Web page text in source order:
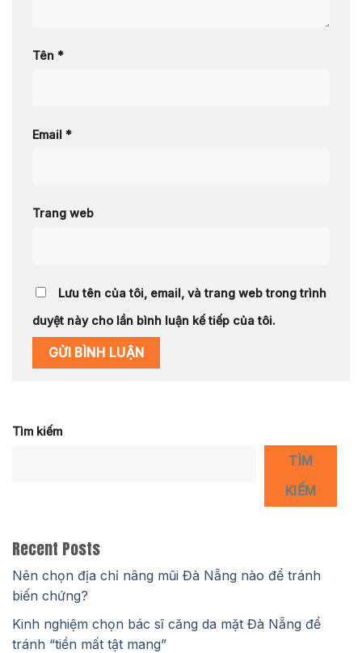
Tên *
Email *
Trang web
Lưu tên của tôi, email, và trang web trong trình
duyệt này cho lần bình luận kế tiếp của tôi.
Tìm kiếm
TÌM
KIẾM
Recent Posts
Nên chọn địa chỉ nâng mũi Đà Nẵng nào để tránh
biến chứng?
Kinh nghiệm chọn bác sĩ căng da mặt Đà Nẵng để
tránh “tiền mất tật mang”